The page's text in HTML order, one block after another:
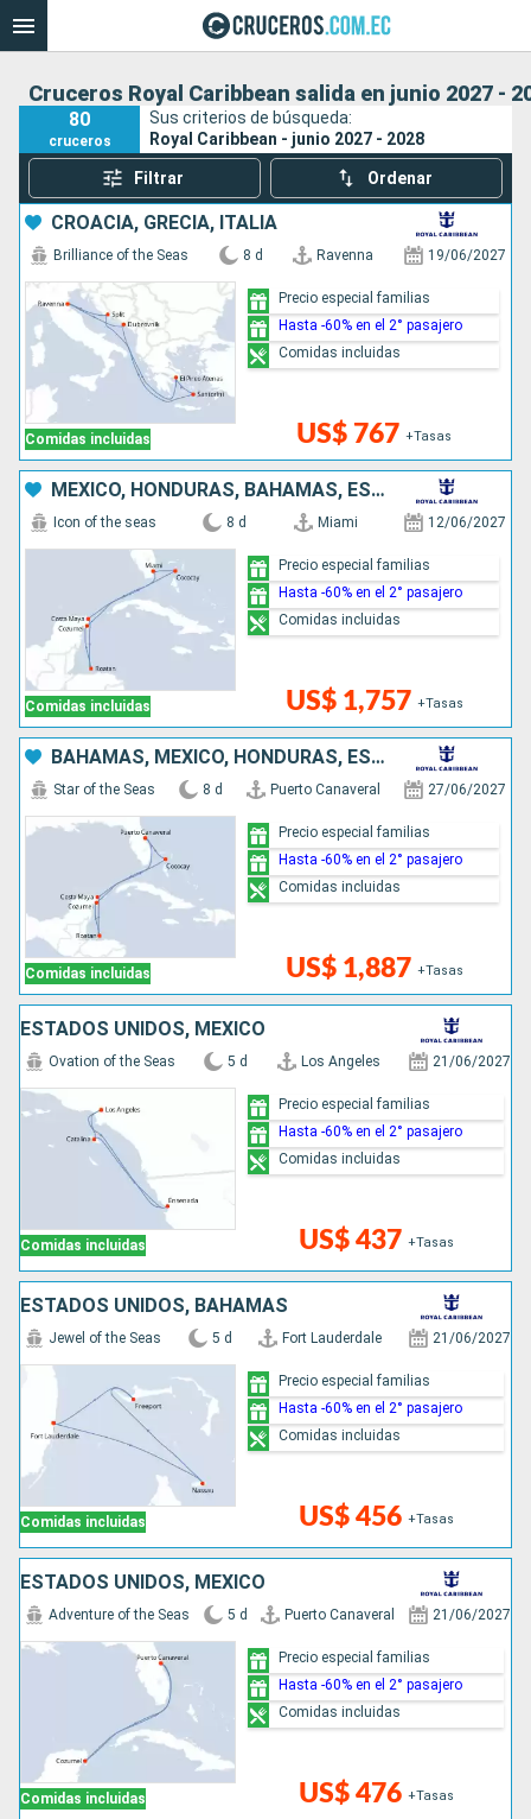
Cruceros Royal Caribbean salida en junio 2027 -
80
cruceros
Sus criterios de búsqueda:
Royal Caribbean - junio 2027 - 2028
Filtrar Ordenar
CROACIA, GRECIA, ITALIA
Comidas incluidas
Brilliance of the Seas 8 d Ravenna 19/06/2027
US$ 767 +Tasas
Precio especial familias
Hasta -60% en el 2° pasajero
Comidas incluidas
MÉXICO, HONDURAS, BAHAMAS, ESTADOS UNIDOS
Comidas incluidas
Icon of the seas 8 d Miami 12/06/2027
US$ 1,757 +Tasas
Precio especial familias
Hasta -60% en el 2° pasajero
Comidas incluidas
BAHAMAS, MÉXICO, HONDURAS, ESTADOS UNIDOS
Comidas incluidas
Star of the Seas 8 d Puerto Canaveral 27/06/2027
US$ 1,887 +Tasas
Precio especial familias
Hasta -60% en el 2° pasajero
Comidas incluidas
ESTADOS UNIDOS, MÉXICO
Comidas incluidas
Ovation of the Seas 5 d Los Angeles 21/06/2027
US$ 437 +Tasas
Precio especial familias
Hasta -60% en el 2° pasajero
Comidas incluidas
ESTADOS UNIDOS, BAHAMAS
Comidas incluidas
Jewel of the Seas 5 d Fort Lauderdale 21/06/2027
US$ 456 +Tasas
Precio especial familias
Hasta -60% en el 2° pasajero
Comidas incluidas
ESTADOS UNIDOS, MÉXICO
Comidas incluidas
Adventure of the Seas 5 d Puerto Canaveral 21/06/2027
US$ 476 +Tasas
Precio especial familias
Hasta -60% en el 2° pasajero
Comidas incluidas